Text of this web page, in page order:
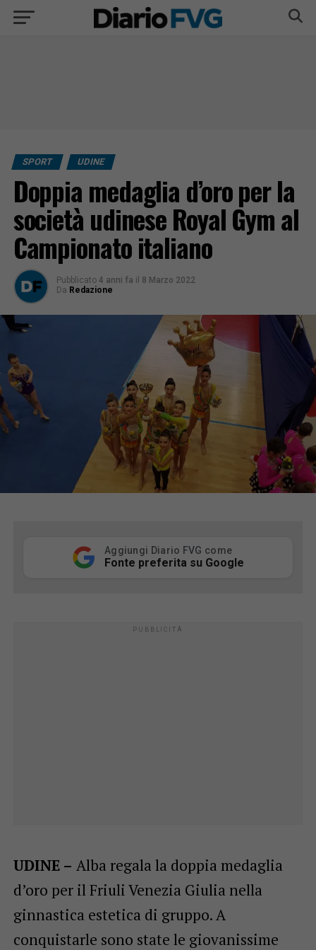
SPORT UDINE
Doppia medaglia d’oro per la
società udinese Royal Gym al
Campionato italiano
Pubblicato 4 anni fa il 8 Marzo 2022
Da Redazione
Aggiungi Diario FVG come
Fonte preferita su Google
UDINE – Alba regala la doppia medaglia
d’oro per il Friuli Venezia Giulia nella
ginnastica estetica di gruppo. A
conquistarle sono state le giovanissime